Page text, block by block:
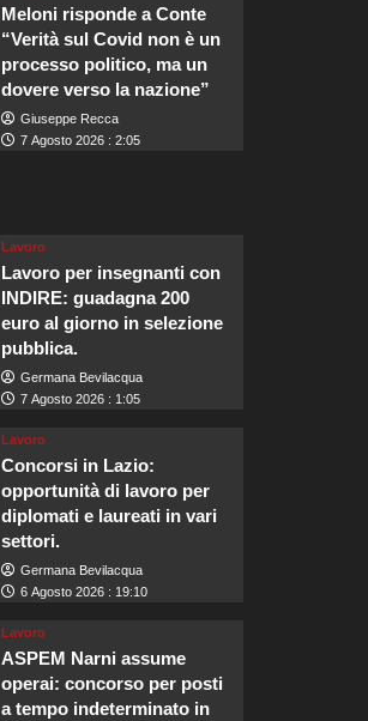
Meloni risponde a Conte
“Verità sul Covid non è un
processo politico, ma un
dovere verso la nazione”
Giuseppe Recca
7 Agosto 2026 : 2:05
Lavoro
Lavoro per insegnanti con
INDIRE: guadagna 200
euro al giorno in selezione
pubblica.
Germana Bevilacqua
7 Agosto 2026 : 1:05
Lavoro
Concorsi in Lazio:
opportunità di lavoro per
diplomati e laureati in vari
settori.
Germana Bevilacqua
6 Agosto 2026 : 19:10
Lavoro
ASPEM Narni assume
operai: concorso per posti
a tempo indeterminato in